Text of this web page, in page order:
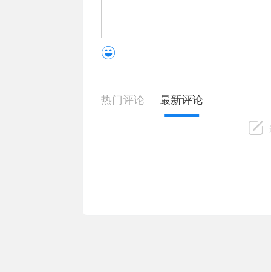
热门评论 最新评论